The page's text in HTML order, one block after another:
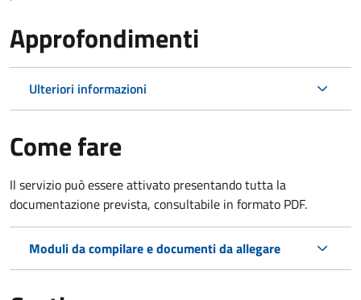
Approfondimenti
Ulteriori informazioni
Come fare
Il servizio può essere attivato presentando tutta la
documentazione prevista, consultabile in formato PDF.
Moduli da compilare e documenti da allegare